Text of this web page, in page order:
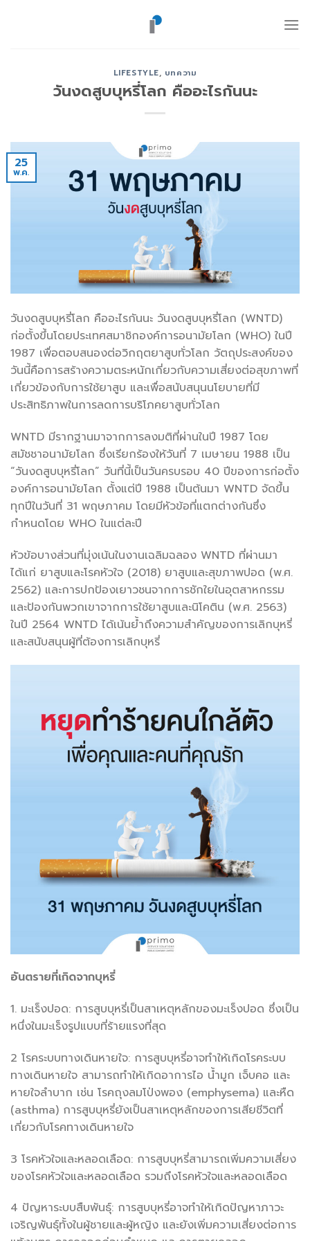
LIFESTYLE, บทความ
วันงดสูบบุหรี่โลก คืออะไรกันนะ
25
พ.ค.
วันงดสูบบุหรี่โลก คืออะไรกันนะ วันงดสูบบุหรี่โลก (WNTD)
ก่อตั้งขึ้นโดยประเทศสมาชิกองค์การอนามัยโลก (WHO) ในปี
1987 เพื่อตอบสนองต่อวิกฤตยาสูบทั่วโลก วัตถุประสงค์ของ
วันนี้คือการสร้างความตระหนักเกี่ยวกับความเสี่ยงต่อสุขภาพที่
เกี่ยวข้องกับการใช้ยาสูบ และเพื่อสนับสนุนนโยบายที่มี
ประสิทธิภาพในการลดการบริโภคยาสูบทั่วโลก
WNTD มีรากฐานมาจากการลงมติที่ผ่านในปี 1987 โดย
สมัชชาอนามัยโลก ซึ่งเรียกร้องให้วันที่ 7 เมษายน 1988 เป็น
“วันงดสูบบุหรี่โลก” วันที่นี้เป็นวันครบรอบ 40 ปีของการก่อตั้ง
องค์การอนามัยโลก ตั้งแต่ปี 1988 เป็นต้นมา WNTD จัดขึ้น
ทุกปีในวันที่ 31 พฤษภาคม โดยมีหัวข้อที่แตกต่างกันซึ่ง
กำหนดโดย WHO ในแต่ละปี
หัวข้อบางส่วนที่มุ่งเน้นในงานเฉลิมฉลอง WNTD ที่ผ่านมา
ได้แก่ ยาสูบและโรคหัวใจ (2018) ยาสูบและสุขภาพปอด (พ.ศ.
2562) และการปกป้องเยาวชนจากการชักใยในอุตสาหกรรม
และป้องกันพวกเขาจากการใช้ยาสูบและนิโคติน (พ.ศ. 2563)
ในปี 2564 WNTD ได้เน้นย้ำถึงความสำคัญของการเลิกบุหรี่
และสนับสนุนผู้ที่ต้องการเลิกบุหรี่
อันตรายที่เกิดจากบุหรี่
1. มะเร็งปอด: การสูบบุหรี่เป็นสาเหตุหลักของมะเร็งปอด ซึ่งเป็น
หนึ่งในมะเร็งรูปแบบที่ร้ายแรงที่สุด
2 โรคระบบทางเดินหายใจ: การสูบบุหรี่อาจทำให้เกิดโรคระบบ
ทางเดินหายใจ สามารถทำให้เกิดอาการไอ น้ำมูก เจ็บคอ และ
หายใจลำบาก เช่น โรคถุงลมโป่งพอง (emphysema) และหืด
(asthma) การสูบบุหรี่ยังเป็นสาเหตุหลักของการเสียชีวิตที่
เกี่ยวกับโรคทางเดินหายใจ
3 โรคหัวใจและหลอดเลือด: การสูบบุหรี่สามารถเพิ่มความเสี่ยง
ของโรคหัวใจและหลอดเลือด รวมถึงโรคหัวใจและหลอดเลือด
4 ปัญหาระบบสืบพันธุ์: การสูบบุหรี่อาจทำให้เกิดปัญหาภาวะ
เจริญพันธุ์ทั้งในผู้ชายและผู้หญิง และยังเพิ่มความเสี่ยงต่อการ